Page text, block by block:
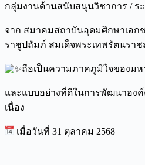
กลุ่มงานด้านสนับสนุนวิชาการ / ร
จาก สมาคมสถาบันอุดมศึกษาเอก
ราชูปถัมภ์ สมเด็จพระเทพรัตนรา
ถือเป็นความภาคภูมิใจของมห
และแบบอย่างที่ดีในการพัฒนาอง
เนื่อง
เมื่อวันที่ 31 ตุลาคม 2568